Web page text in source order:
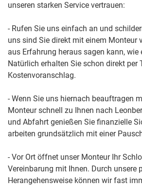
unseren starken Service vertrauen:
- Rufen Sie uns einfach an und
uns sind Sie direkt mit einem Monteur
aus Erfahrung heraus sagen kann, wie
Natürlich erhalten Sie schon direkt per
Kostenvoranschlag.
- Wenn Sie uns hiernach beauftragen
Monteur schnell zu Ihnen nach
und Abfahrt genießen Sie finanzielle
arbeiten grundsätzlich mit einer
- Vor Ort öffnet unser Monteur Ihr
Vereinbarung mit Ihnen. Durch unsere
Herangehensweise können wir fast